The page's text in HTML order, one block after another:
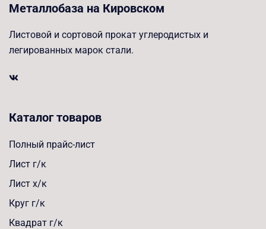
Металлобаза на Кировском
Листовой и сортовой прокат углеродистых и
легированных марок стали.
Каталог товаров
Полный прайс-лист
Лист г/к
Лист х/к
Круг г/к
Квадрат г/к